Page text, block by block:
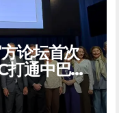
论坛首次
打通中巴政